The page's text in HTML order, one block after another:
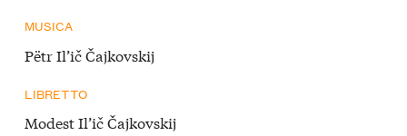
MUSICA
Pëtr Il’ič Čajkovskij
LIBRETTO
Modest Il’ič Čajkovskij